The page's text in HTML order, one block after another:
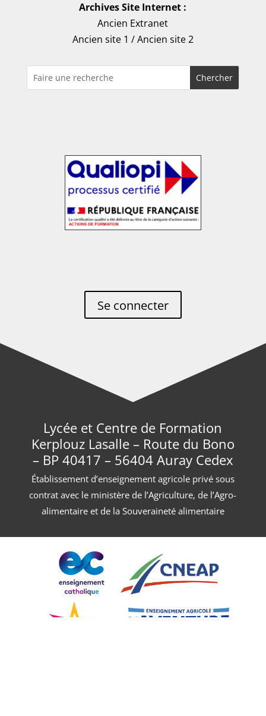
Archives Site Internet :
Ancien Extranet
Ancien site 1 /Ancien site 2
Se connecter
Lycée et Centre de Formation
Kerplouz Lasalle – Route du Bono
– BP 40417 – 56404 Auray Cedex
Établissement d’enseignement agricole privé sous
contrat avec le ministère de l’Agriculture, de l’Agro-
alimentaire et de la Souveraineté alimentaire